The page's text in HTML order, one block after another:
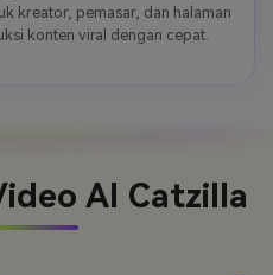
kreator, pemasar, dan halaman
konten viral dengan cepat.
AI Catzilla